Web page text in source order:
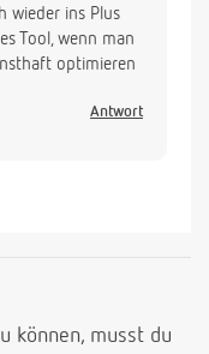
wieder ins Plus
Tool, wenn man
optimieren
Antwort
können, musst du